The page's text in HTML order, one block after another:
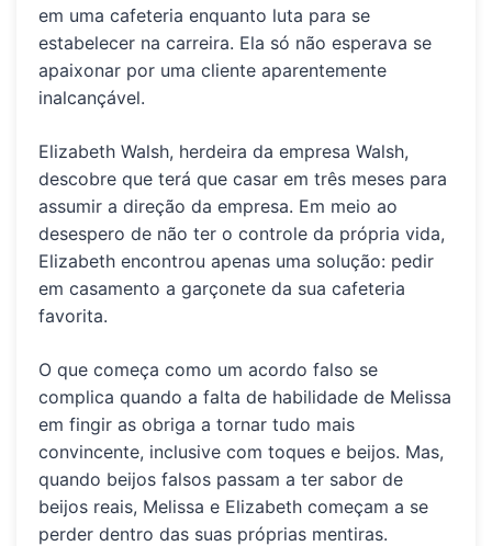
em uma cafeteria enquanto luta para se
estabelecer na carreira. Ela só não esperava se
apaixonar por uma cliente aparentemente
inalcançável.
Elizabeth Walsh, herdeira da empresa Walsh,
descobre que terá que casar em três meses para
assumir a direção da empresa. Em meio ao
desespero de não ter o controle da própria vida,
Elizabeth encontrou apenas uma solução: pedir
em casamento a garçonete da sua cafeteria
favorita.
O que começa como um acordo falso se
complica quando a falta de habilidade de Melissa
em fingir as obriga a tornar tudo mais
convincente, inclusive com toques e beijos. Mas,
quando beijos falsos passam a ter sabor de
beijos reais, Melissa e Elizabeth começam a se
perder dentro das suas próprias mentiras.